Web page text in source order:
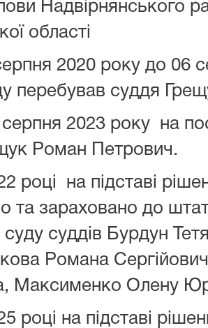
Надвірнянського
області
2020 року до 06
перебував суддя
2023 року на
Роман Петрович.
році на підставі
та зараховано до
суддів Бурдун
Романа
Максименко Олену
на підставі